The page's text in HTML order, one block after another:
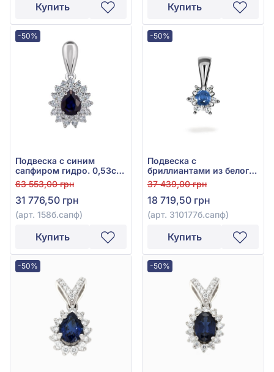
Купить Купить
-50%
Подвеска с синим
сапфиром гидро. 0,53ct
и бриллиантами 0,252ct
из белого золота 585°,
арт. 158б.сапф
63 553,00 грн
31 776,50 грн
(арт. 158б.сапф)
Купить
-50%
Подвеска с
бриллиантами из белого
золота 585° с синим
сапфиром 0,155ct и
бриллиантом 0,084ct,
арт. 310177б.сапф
37 439,00 грн
18 719,50 грн
(арт. 310177б.сапф)
Купить
-50% -50%